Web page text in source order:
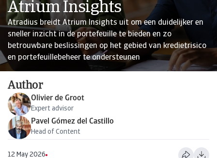
Atrium Insights
Atradius breidt Atrium Insights uit om een duidelijker en
sneller inzicht in de portefeuille te bieden en zo
betrouwbare beslissingen op het gebied van kredietrisico
en portefeuillebeheer te ondersteunen
Author
Olivier de Groot
Expert advisor
Pavel Gómez del Castillo
Head of Content
12 May 2026